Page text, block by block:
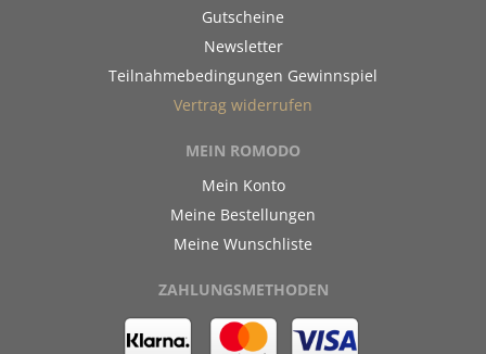
Gutscheine
Newsletter
Teilnahmebedingungen Gewinnspiel
Vertrag widerrufen
MEIN ROMODO
Mein Konto
Meine Bestellungen
Meine Wunschliste
ZAHLUNGSMETHODEN